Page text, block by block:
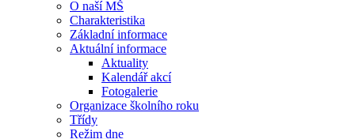
O naší MŠ
Charakteristika
Základní informace
Aktuální informace
Aktuality
Kalendář akcí
Fotogalerie
Organizace školního roku
Třídy
Režim dne